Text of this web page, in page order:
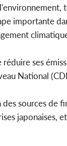
importante
ses
National
sources de
japonaises,